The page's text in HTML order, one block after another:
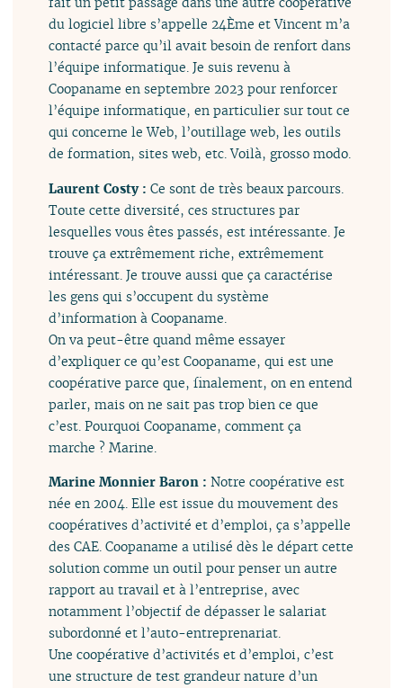
du logiciel libre s’appelle 24Ème et Vincent m’a
contacté parce qu’il avait besoin de renfort dans
l’équipe informatique. Je suis revenu à
Coopaname en septembre 2023 pour renforcer
l’équipe informatique, en particulier sur tout ce
qui concerne le Web, l’outillage web, les outils
de formation, sites web, etc. Voilà, grosso modo.
Laurent Costy :Ce sont de très beaux parcours.
Toute cette diversité, ces structures par
lesquelles vous êtes passés, est intéressante. Je
trouve ça extrêmement riche, extrêmement
intéressant. Je trouve aussi que ça caractérise
les gens qui s’occupent du système
d’information à Coopaname.
On va peut-être quand même essayer
d’expliquer ce qu’est Coopaname, qui est une
coopérative parce que, finalement, on en entend
parler, mais on ne sait pas trop bien ce que
c’est. Pourquoi Coopaname, comment ça
marche ? Marine.
Marine Monnier Baron :Notre coopérative est
née en 2004. Elle est issue du mouvement des
coopératives d’activité et d’emploi, ça s’appelle
des CAE. Coopaname a utilisé dès le départ cette
solution comme un outil pour penser un autre
rapport au travail et à l’entreprise, avec
notamment l’objectif de dépasser le salariat
subordonné et l’auto-entreprenariat.
Une coopérative d’activités et d’emploi, c’est
une structure de test grandeur nature d’un